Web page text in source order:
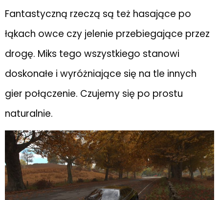
Fantastyczną rzeczą są też hasające po
łąkach owce czy jelenie przebiegające przez
drogę. Miks tego wszystkiego stanowi
doskonałe i wyróżniające się na tle innych
gier połączenie. Czujemy się po prostu
naturalnie.